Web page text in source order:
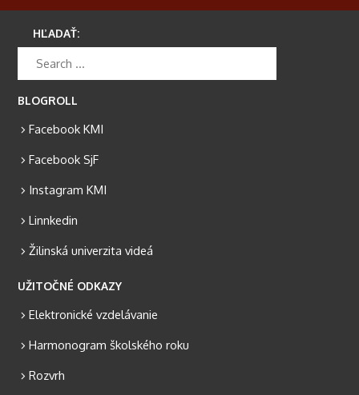
HĽADAŤ:
BLOGROLL
Facebook KMI
Facebook SjF
Instagram KMI
Linnkedin
Žilinská univerzita videá
UŽITOČNÉ ODKAZY
Elektronické vzdelávanie
Harmonogram školského roku
Rozvrh